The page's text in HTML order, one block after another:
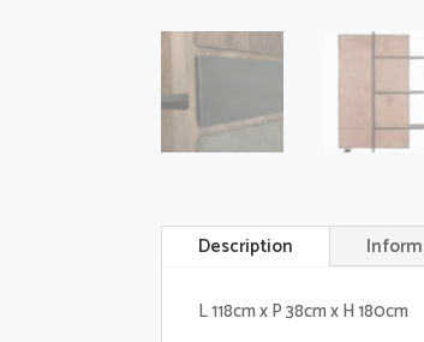
Description
L 118cm x P 38cm x H 180cm